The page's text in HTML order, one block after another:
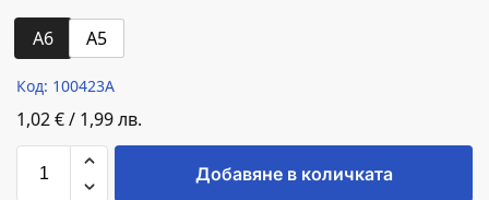
A6 A5
Код: 100423A
1,02€/ 1,99лв.
Добавяне в количката